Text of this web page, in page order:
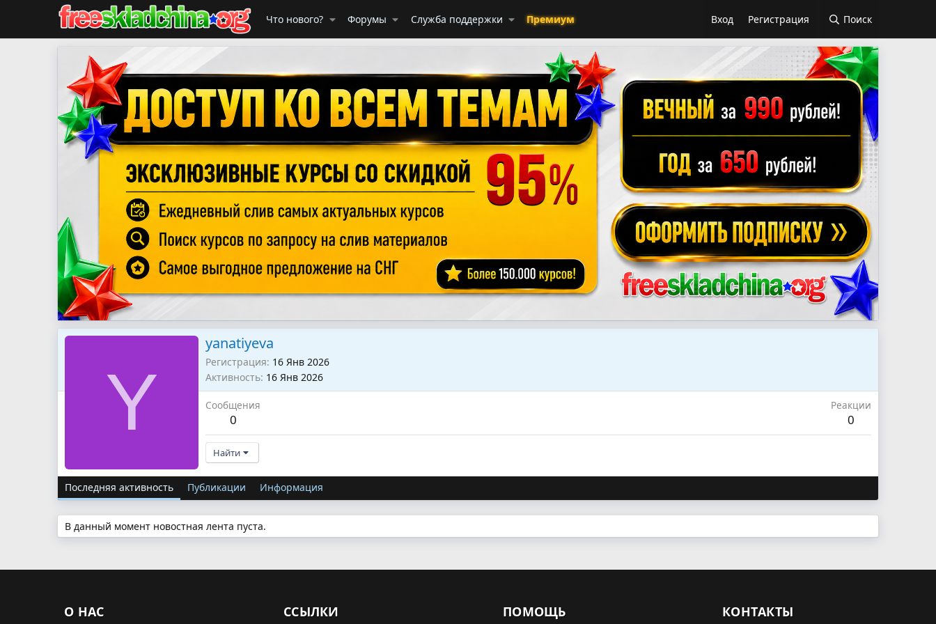
Что нового? Форумы Служба поддержки Премиум Вход Регистрация Поиск
Y
yanatiyeva
Регистрация 16 Янв 2026
Активность 16 Янв 2026
Сообщения
0
Реакции
0
Найти
Последняя активность Публикации Информация
В данный момент новостная лента пуста.
О НАС ССЫЛКИ ПОМОЩЬ КОНТАКТЫ